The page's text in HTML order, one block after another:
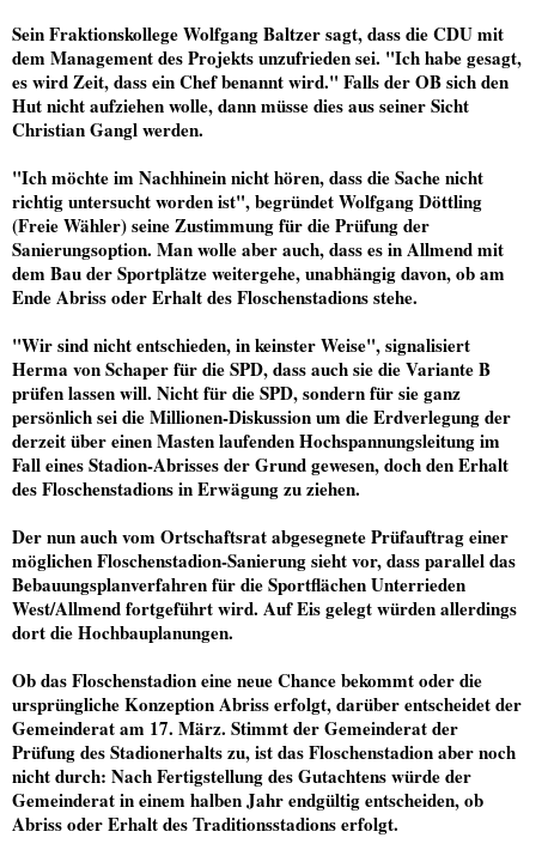
Sein Fraktionskollege Wolfgang Baltzer sagt, dass die CDU mit
dem Management des Projekts unzufrieden sei. "Ich habe gesagt,
es wird Zeit, dass ein Chef benannt wird." Falls der OB sich den
Hut nicht aufziehen wolle, dann müsse dies aus seiner Sicht
Christian Gangl werden.
"Ich möchte im Nachhinein nicht hören, dass die Sache nicht
richtig untersucht worden ist", begründet Wolfgang Döttling
(Freie Wähler) seine Zustimmung für die Prüfung der
Sanierungsoption. Man wolle aber auch, dass es in Allmend mit
dem Bau der Sportplätze weitergehe, unabhängig davon, ob am
Ende Abriss oder Erhalt des Floschenstadions stehe.
"Wir sind nicht entschieden, in keinster Weise", signalisiert
Herma von Schaper für die SPD, dass auch sie die Variante B
prüfen lassen will. Nicht für die SPD, sondern für sie ganz
persönlich sei die Millionen-Diskussion um die Erdverlegung der
derzeit über einen Masten laufenden Hochspannungsleitung im
Fall eines Stadion-Abrisses der Grund gewesen, doch den Erhalt
des Floschenstadions in Erwägung zu ziehen.
Der nun auch vom Ortschaftsrat abgesegnete Prüfauftrag einer
möglichen Floschenstadion-Sanierung sieht vor, dass parallel das
Bebauungsplanverfahren für die Sportflächen Unterrieden
West/Allmend fortgeführt wird. Auf Eis gelegt würden allerdings
dort die Hochbauplanungen.
Ob das Floschenstadion eine neue Chance bekommt oder die
ursprüngliche Konzeption Abriss erfolgt, darüber entscheidet der
Gemeinderat am 17. März. Stimmt der Gemeinderat der
Prüfung des Stadionerhalts zu, ist das Floschenstadion aber noch
nicht durch: Nach Fertigstellung des Gutachtens würde der
Gemeinderat in einem halben Jahr endgültig entscheiden, ob
Abriss oder Erhalt des Traditionsstadions erfolgt.